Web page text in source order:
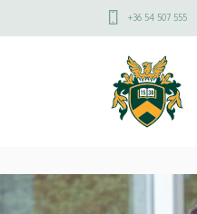
Felső
menü
+36 54 507 555